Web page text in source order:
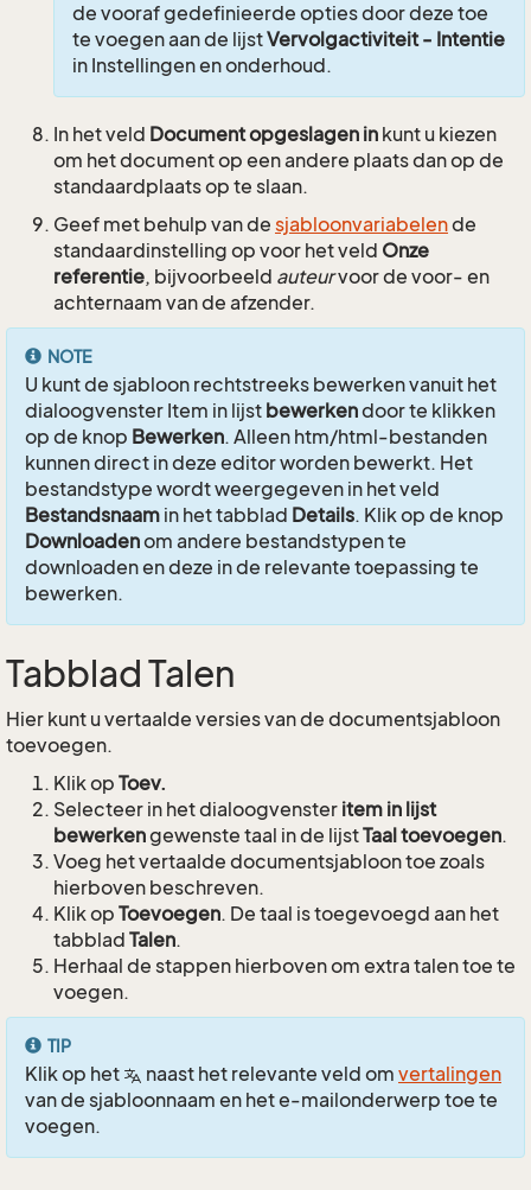
de vooraf gedefinieerde opties door deze toe
te voegen aan de lijstVervolgactiviteit - Intentie
in Instellingen en onderhoud.
In het veld Document opgeslagen in kunt u kiezen
om het document op een andere plaats dan op de
standaardplaats op te slaan.
Geef met behulp van de sjabloonvariabelende
standaardinstelling op voor het veld Onze
referentie, bijvoorbeeld auteurvoor de voor- en
achternaam van de afzender.
NOTE
U kunt de sjabloon rechtstreeks bewerken vanuit het
dialoogvenster Item in lijst bewerkendoor te klikken
op de knop Bewerken. Alleen htm/html-bestanden
kunnen direct in deze editor worden bewerkt. Het
bestandstype wordt weergegeven in het veld
Bestandsnaam in het tabblad Details. Klik op de knop
Downloadenom andere bestandstypen te
downloaden en deze in de relevante toepassing te
bewerken.
Tabblad Talen
Hier kunt u vertaalde versies van de documentsjabloon
toevoegen.
Klik op Toev.
Selecteer in het dialoogvenster item in lijst
bewerkengewenste taal in de lijstTaal toevoegen.
Voeg het vertaalde documentsjabloon toe zoals
hierboven beschreven.
Klik op Toevoegen. De taal is toegevoegd aan het
tabblad Talen.
Herhaal de stappen hierboven om extra talen toe te
voegen.
TIP
Klik op het naast het relevante veld om vertalingen
van de sjabloonnaam en het e-mailonderwerp toe te
voegen.